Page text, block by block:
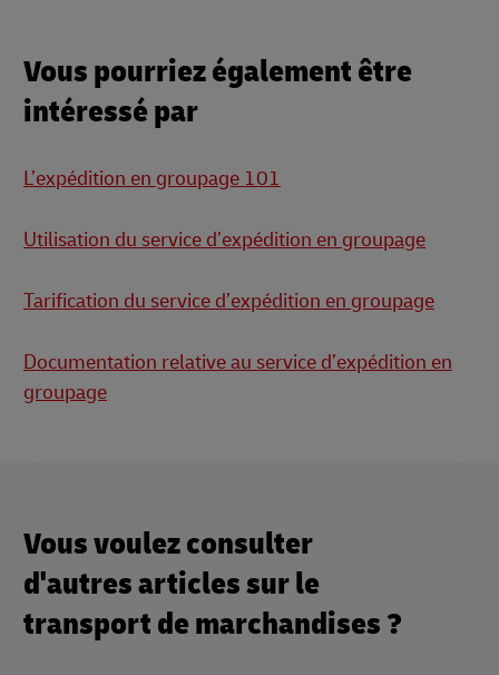
Vous pourriez également être
intéressé par
L’expédition en groupage 101
Utilisation du service d’expédition en groupage
Tarification du service d’expédition en groupage
Documentation relative au service d’expédition en
groupage
Vous voulez consulter
d'autres articles sur le
transport de marchandises ?